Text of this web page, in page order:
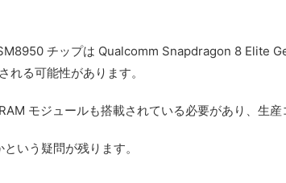
チップは Qualcomm Snapdragon 8 Elite
る可能性があります。
モジュールも搭載されている必要があり、生産
いう疑問が残ります。